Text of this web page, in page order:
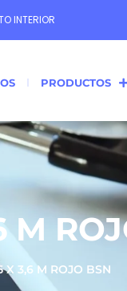
INTERIOR
PRODUCTOS
M
X 3,6 M ROJO BSN